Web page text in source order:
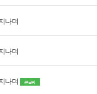
나며
나며
나며 큰글씨